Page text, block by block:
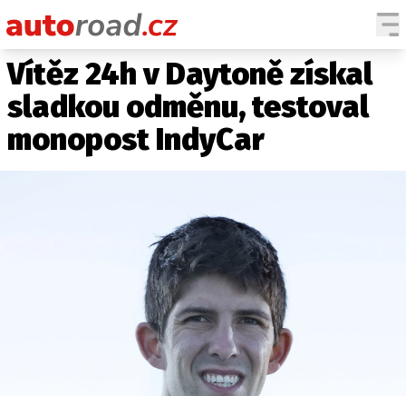
AUTA
TESTY AUT
NOVINKY
HISTORIE
ZAJÍMAVOSTI
TECHNIKA
EKONOMIKA
ČESKÝ TRH
TUNING
PROFI
Vítěz 24h v Daytoně získal
sladkou odměnu, testoval
monopost IndyCar